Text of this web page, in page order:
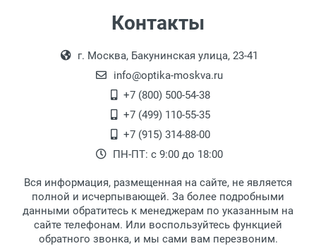
Контакты
г. Москва, Бакунинская улица, 23-41
info@optika-moskva.ru
+7 (800) 500-54-38
+7 (499) 110-55-35
+7 (915) 314-88-00
ПН-ПТ: с 9:00 до 18:00
Вся информация, размещенная на сайте, не является
полной и исчерпывающей. За более подробными
данными обратитесь к менеджерам по указанным на
сайте телефонам. Или воспользуйтесь функцией
обратного звонка, и мы сами вам перезвоним.